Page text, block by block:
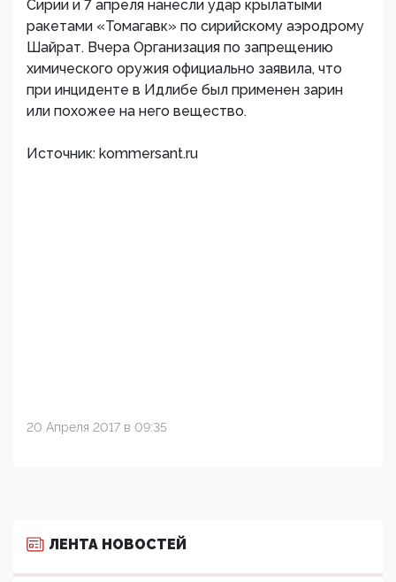
Сирии и 7 апреля нанесли удар крылатыми
ракетами «Томагавк» по сирийскому аэродрому
Шайрат. Вчера Организация по запрещению
химического оружия официально заявила, что
при инциденте в Идлибе был применен зарин
или похожее на него вещество.
Источник: kommersant.ru
20 Апреля 2017 в 09:35
ЛЕНТА НОВОСТЕЙ